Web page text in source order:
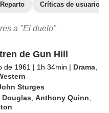
Reparto Críticas de usuarios
a "El duelo"
de Gun Hill
de 1961 | 1h 34min | Drama
Sturges
Douglas ,Anthony Quinn